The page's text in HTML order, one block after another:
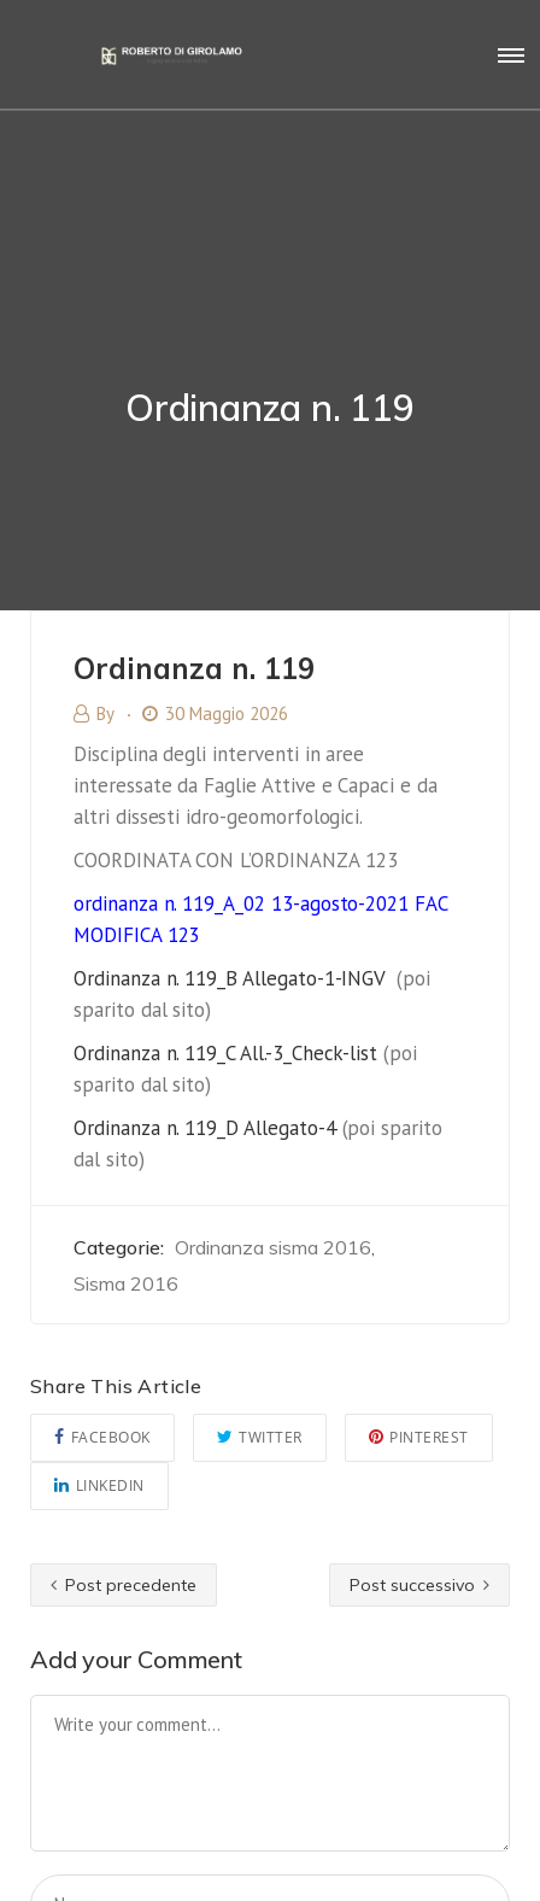
Ordinanza n. 119
Ordinanza n. 119
By 30 Maggio 2026
Disciplina degli interventi in aree
interessate da Faglie Attive e Capaci e da
altri dissesti idro-geomorfologici.
COORDINATA CON L’ORDINANZA 123
ordinanza n. 119_A_02 13-agosto-2021 FAC
MODIFICA 123
Ordinanza n. 119_B Allegato-1-INGV(poi
sparito dal sito)
Ordinanza n. 119_C All.-3_Check-list (poi
sparito dal sito)
Ordinanza n. 119_D Allegato-4(poi sparito
dal sito)
Categorie: Ordinanza sisma 2016,
Sisma 2016
Share This Article
FACEBOOK TWITTER PINTEREST
LINKEDIN
Post precedente Post successivo
Add your Comment